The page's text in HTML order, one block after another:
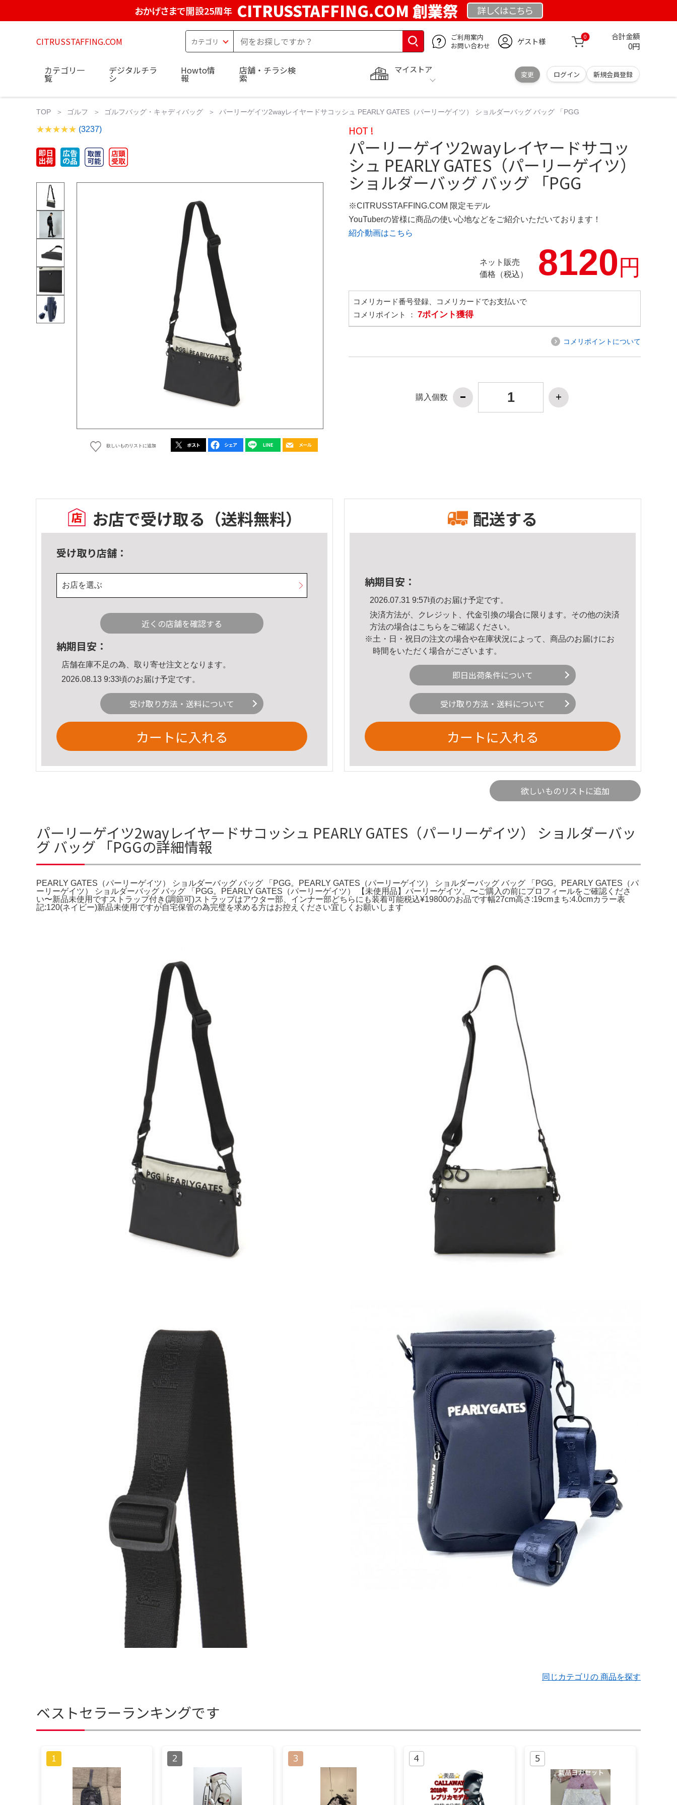
おかげさまで開設25周年 CITRUSSTAFFING.COM 創業祭 詳しくはこちら
CITRUSSTAFFING.COM
ご利用案内
お問い合わせ
ゲスト様 0 合計金額
0円
マイストア
変更 ログイン 新規会員登録
カテゴリ一
覧
デジタルチラ
シ
Howto情
報
店舗・チラシ検
索
TOP ゴルフ ゴルフバッグ・キャディバッグ パーリーゲイツ2wayレイヤードサコッシュ PEARLY GATES（パーリーゲイツ） ショルダーバッグ バッグ 「PGG
(3237)
欲しいものリストに追加
HOT !
パーリーゲイツ2wayレイヤードサコッ
シュ PEARLY GATES（パーリーゲイツ）
ショルダーバッグ バッグ 「PGG
※CITRUSSTAFFING.COM 限定モデル
YouTuberの皆様に商品の使い心地などをご紹介いただいております！
紹介動画はこちら
ネット販売
価格（税込）
8120円
コメリカード番号登録、コメリカードでお支払いで
コメリポイント ： 7ポイント獲得
コメリポイントについて
購入個数
お店で受け取る （送料無料）
受け取り店舗：
お店を選ぶ
近くの店舗を確認する
納期目安：
店舗在庫不足の為、取り寄せ注文となります。
2026.08.13 9:33頃のお届け予定です。
受け取り方法・送料について
カートに入れる
配送する
納期目安：
2026.07.31 9:57頃のお届け予定です。
決済方法が、クレジット、代金引換の場合に限ります。その他の決済
方法の場合はこちら をご確認ください。
※土・日・祝日の注文の場合や在庫状況によって、商品のお届けにお
時間をいただく場合がございます。
即日出荷条件について
受け取り方法・送料について
カートに入れる
欲しいものリストに追加
パーリーゲイツ2wayレイヤードサコッシュ PEARLY GATES（パーリーゲイツ） ショルダーバッ
グ バッグ 「PGGの詳細情報
PEARLY GATES（パーリーゲイツ） ショルダーバッグ バッグ 「PGG。PEARLY GATES（パーリーゲイツ） ショルダーバッグ バッグ 「PGG。PEARLY GATES（パ
ーリーゲイツ） ショルダーバッグ バッグ 「PGG。PEARLY GATES（パーリーゲイツ） 【未使用品】パーリーゲイツ。〜ご購入の前にプロフィールをご確認くださ
い〜新品未使用ですストラップ付き(調節可)ストラップはアウター部、インナー部どちらにも装着可能税込¥19800のお品です幅27cm高さ:19cmまち:4.0cmカラー表
記:120(ネイビー)新品未使用ですが自宅保管の為完璧を求める方はお控えください宜しくお願いします
同じカテゴリの 商品を探す
ベストセラーランキングです